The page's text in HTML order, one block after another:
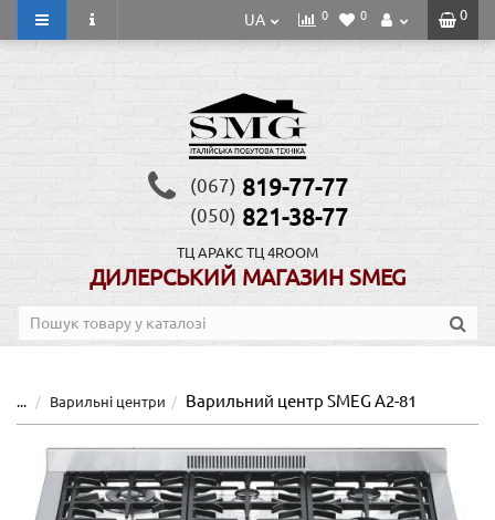
0
UA 0 0
(067) 819-77-77
(050) 821-38-77
ТЦ АРАКС ТЦ 4ROOM
ДИЛЕРСЬКИЙ МАГАЗИН SMEG
... Варильні центри Варильний центр SMEG A2-81